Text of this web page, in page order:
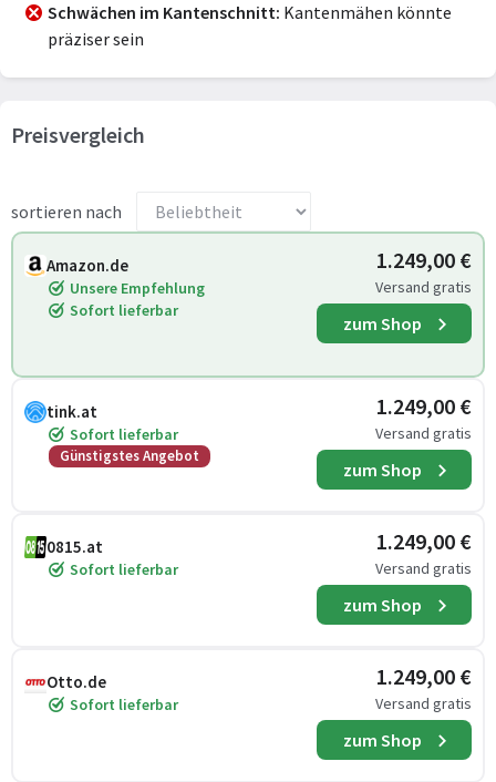
Schwächen im Kantenschnitt Kantenmähen könnte
präziser sein
Preisvergleich
sortieren nach
Amazon.de
Unsere Empfehlung
Sofort lieferbar
1.249,00 €
Versand gratis
zum Shop
tink.at
Sofort lieferbar
Günstigstes Angebot
1.249,00 €
Versand gratis
zum Shop
0815.at
Sofort lieferbar
1.249,00 €
Versand gratis
zum Shop
Otto.de
Sofort lieferbar
1.249,00 €
Versand gratis
zum Shop